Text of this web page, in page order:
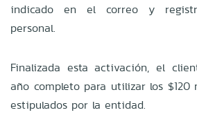
indicado en el correo y
personal.
Finalizada esta activación, el
año completo para utilizar los $120
estipulados por la entidad.